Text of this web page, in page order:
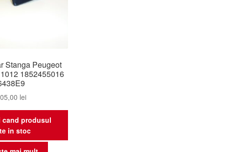
Stanga Peugeot
1852455016
lei
produsul
in stoc